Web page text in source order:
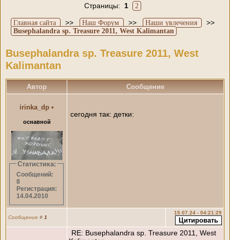
Страницы: 1 2
Главная сайта >> Наш Форум >> Наши увлечения >>
Busephalandra sp. Treasure 2011, West Kalimantan
Busephalandra sp. Treasure 2011, West
Kalimantan
Автор Сообщение
irinka_dp •
оснавной
Статистика:
Сообщений:
8
Регистрация:
14.04.2010
сегодня так: детки:
Сообщение # 1
15.07.24 - 04:21:29
RE: Busephalandra sp. Treasure 2011, West